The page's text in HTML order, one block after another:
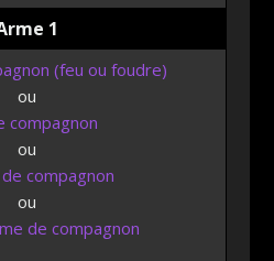
1
(feu ou foudre)
ou
compagnon
ou
de compagnon
ou
de compagnon